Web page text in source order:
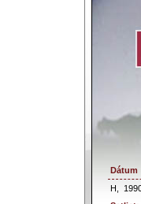
Dátum
H,